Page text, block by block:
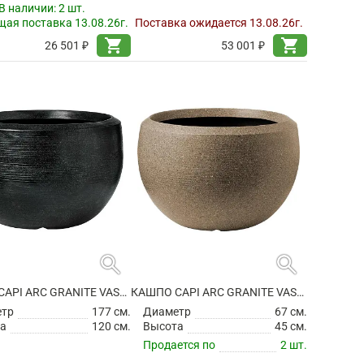
наличии:2 шт.
поставка 13.08.26г.
26 501 ₽
shopping_cart
Поставка ожидается 13.08.26г.
53 001 ₽
shopping_cart
search
КАШПО CAPI ARC GRANITE VASE BALL BLACK
177 см.
120 см.
search
КАШПО CAPI ARC GRANITE VASE BALL WARM TAUPE
Диаметр
67 см.
Высота
45 см.
Продается по
2 шт.